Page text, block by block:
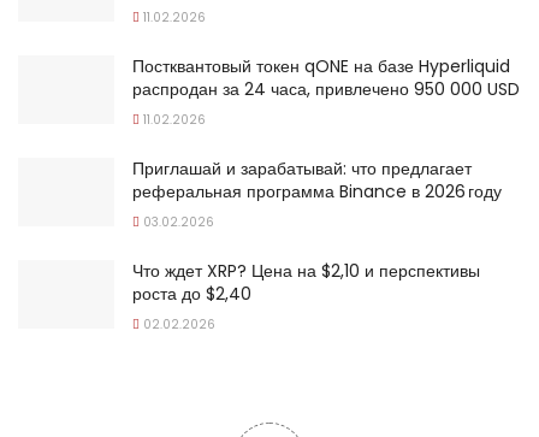
11.02.2026
Постквантовый токен qONE на базе Hyperliquid
распродан за 24 часа, привлечено 950 000 USD
11.02.2026
Приглашай и зарабатывай: что предлагает
реферальная программа Binance в 2026 году
03.02.2026
Что ждет XRP? Цена на $2,10 и перспективы
роста до $2,40
02.02.2026